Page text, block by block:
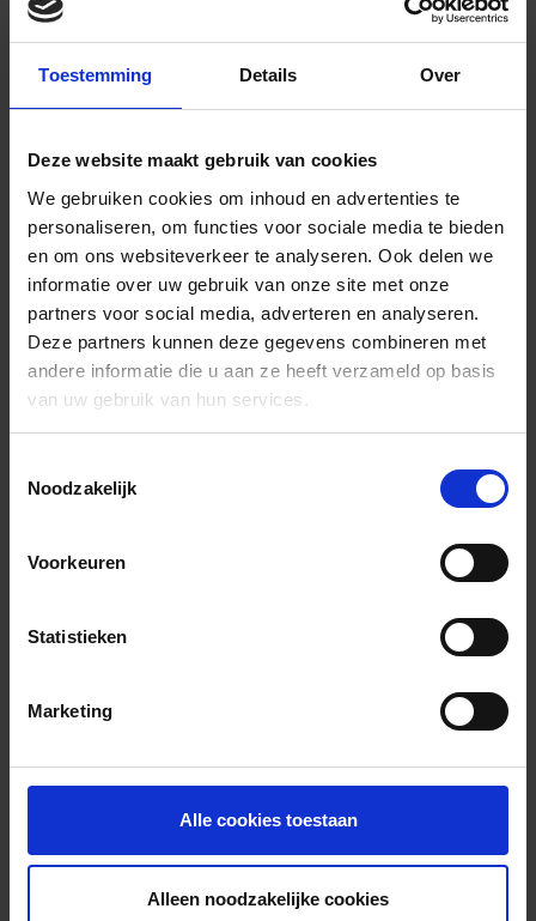
Toestemming Details Over
Deze website maakt gebruik van cookies
We gebruiken cookies om inhoud en advertenties te
personaliseren, om functies voor sociale media te bieden
en om ons websiteverkeer te analyseren. Ook delen we
informatie over uw gebruik van onze site met onze
partners voor social media, adverteren en analyseren.
Deze partners kunnen deze gegevens combineren met
andere informatie die u aan ze heeft verzameld op basis
van uw gebruik van hun services.
Noodzakelijk
Voorkeuren
Statistieken
Marketing
Alle cookies toestaan
Alleen noodzakelijke cookies